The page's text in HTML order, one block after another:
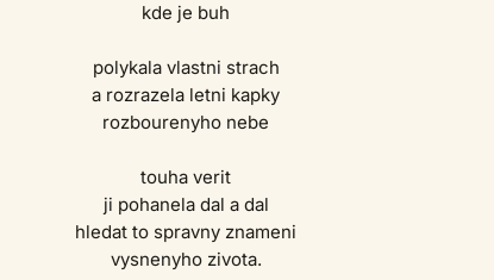
kde je buh
polykala vlastni strach
a rozrazela letni kapky
rozbourenyho nebe
touha verit
ji pohanela dal a dal
hledat to spravny znameni
vysnenyho zivota.